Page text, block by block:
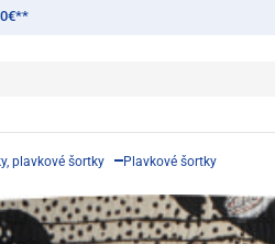
plavkové šortky Plavkové šortky